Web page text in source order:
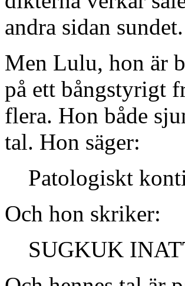
andra sidan sundet.
Men Lulu, hon är
på ett bångstyrigt
flera. Hon både
tal. Hon säger:
Patologiskt
Och hon skriker:
SUGKUK